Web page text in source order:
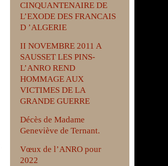
CINQUANTENAIRE DE
L’EXODE DES FRANCAIS
D ’ALGERIE
II NOVEMBRE 2011 A
SAUSSET LES PINS-
L’ANRO REND
HOMMAGE AUX
VICTIMES DE LA
GRANDE GUERRE
Décès de Madame
Geneviève de Ternant.
Vœux de l’ANRO pour
2022